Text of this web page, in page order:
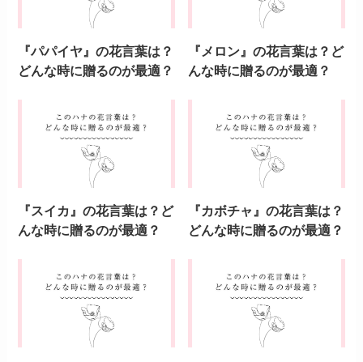
『パパイヤ』の花言葉は？
どんな時に贈るのが最適？
『メロン』の花言葉は？ど
んな時に贈るのが最適？
『スイカ』の花言葉は？ど
んな時に贈るのが最適？
『カボチャ』の花言葉は？
どんな時に贈るのが最適？